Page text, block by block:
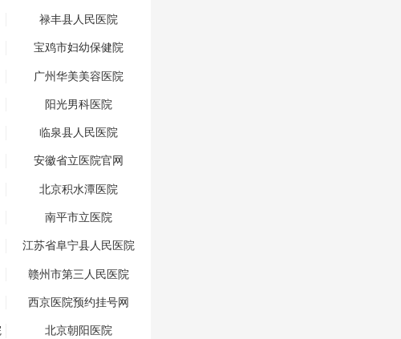
禄丰县人民医院
宝鸡市妇幼保健院
广州华美美容医院
阳光男科医院
临泉县人民医院
安徽省立医院官网
北京积水潭医院
南平市立医院
江苏省阜宁县人民医院
赣州市第三人民医院
西京医院预约挂号网
北京朝阳医院